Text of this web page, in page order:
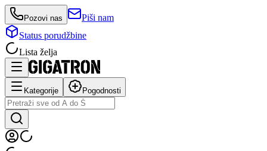
Pozovi nas
Piši nam
Status porudžbine
Lista želja
Kategorije Pogodnosti